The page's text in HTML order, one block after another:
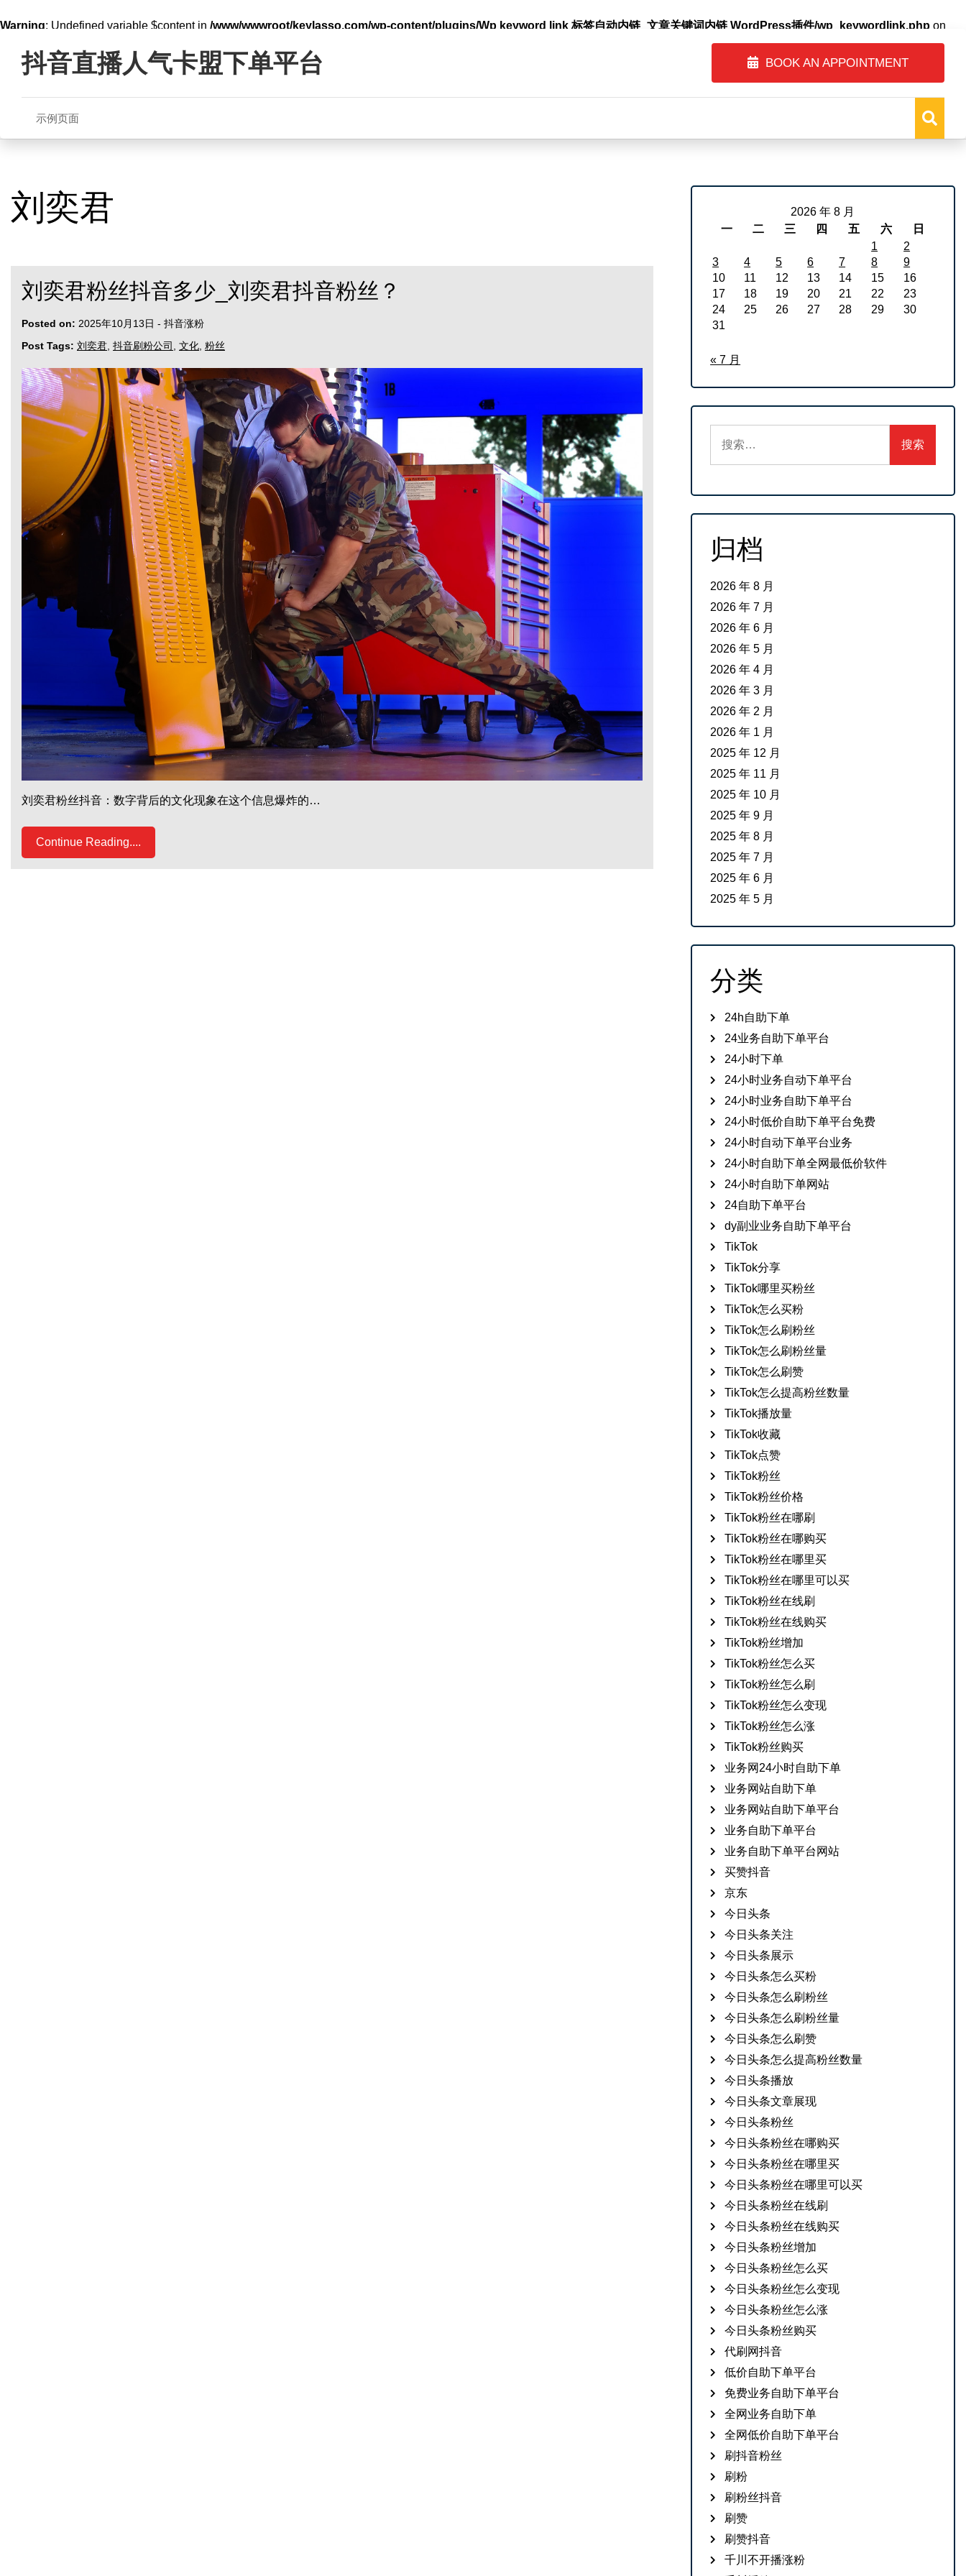
Warning: Undefined variable $content in /www/wwwroot/keylasso.com/wp-content/plugins/Wp keyword link 标签自动内链_文章关键词内链 WordPress插件/wp_keywordlink.php on
content抖音直播人气卡盟下单平台 BOOK AN APPOINTMENT
示例页面
刘奕君
刘奕君粉丝抖音多少_刘奕君抖音粉丝？
Posted on: 2025年10月13日 - 抖音涨粉
Post Tags: 刘奕君 抖音刷粉公司 文化 粉丝
刘奕君粉丝抖音：数字背后的文化现象在这个信息爆炸的…
Continue Reading....
2026 年 8 月
一
二 三 四 五 六
日
1
2
3
4 5 6 7 8
9
10
11 12 13 14 15
16
17
18 19 20 21 22
23
24
25 26 27 28 29
30
31
« 7 月
索：
归档
2026 年 8 月
2026 年 7 月
2026 年 6 月
2026 年 5 月
2026 年 4 月
2026 年 3 月
2026 年 2 月
2026 年 1 月
2025 年 12 月
2025 年 11 月
2025 年 10 月
2025 年 9 月
2025 年 8 月
2025 年 7 月
2025 年 6 月
2025 年 5 月
分类
24h自助下单
24业务自助下单平台
24小时下单
24小时业务自动下单平台
24小时业务自助下单平台
24小时低价自助下单平台免费
24小时自动下单平台业务
24小时自助下单全网最低价软件
24小时自助下单网站
24自助下单平台
dy副业业务自助下单平台
TikTok
TikTok分享
TikTok哪里买粉丝
TikTok怎么买粉
TikTok怎么刷粉丝
TikTok怎么刷粉丝量
TikTok怎么刷赞
TikTok怎么提高粉丝数量
TikTok播放量
TikTok收藏
TikTok点赞
TikTok粉丝
TikTok粉丝价格
TikTok粉丝在哪刷
TikTok粉丝在哪购买
TikTok粉丝在哪里买
TikTok粉丝在哪里可以买
TikTok粉丝在线刷
TikTok粉丝在线购买
TikTok粉丝增加
TikTok粉丝怎么买
TikTok粉丝怎么刷
TikTok粉丝怎么变现
TikTok粉丝怎么涨
TikTok粉丝购买
业务网24小时自助下单
业务网站自助下单
业务网站自助下单平台
业务自助下单平台
业务自助下单平台网站
买赞抖音
京东
今日头条
今日头条关注
今日头条展示
今日头条怎么买粉
今日头条怎么刷粉丝
今日头条怎么刷粉丝量
今日头条怎么刷赞
今日头条怎么提高粉丝数量
今日头条播放
今日头条文章展现
今日头条粉丝
今日头条粉丝在哪购买
今日头条粉丝在哪里买
今日头条粉丝在哪里可以买
今日头条粉丝在线刷
今日头条粉丝在线购买
今日头条粉丝增加
今日头条粉丝怎么买
今日头条粉丝怎么变现
今日头条粉丝怎么涨
今日头条粉丝购买
代刷网抖音
低价自助下单平台
免费业务自助下单平台
全网业务自助下单
全网低价自助下单平台
刷抖音粉丝
刷粉
刷粉丝抖音
刷赞
刷赞抖音
千川不开播涨粉